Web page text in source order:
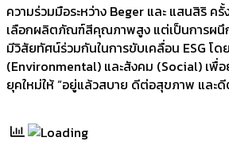
ความร่วมมือระหว่าง Beger และ แสนสิริ ค
เลือกผลิตภัณฑ์สีคุณภาพสูง แต่เป็นการผนึ
มีวิสัยทัศน์ร่วมกันในการขับเคลื่อน ESG โ
(Environmental) และสังคม (Social) เพื่
ยุคใหม่ให้ “อยู่แล้วสบาย ดีต่อสุขภาพ และ